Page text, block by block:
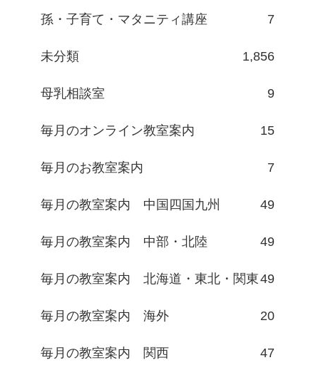
孫・子育て・マタニティ講座 7
未分類 1,856
母乳相談室 9
毎月のオンライン教室案内 15
毎月のお教室案内 7
毎月の教室案内 中国四国九州 49
毎月の教室案内 中部・北陸 49
毎月の教室案内 北海道・東北・関東49
毎月の教室案内 海外 20
毎月の教室案内 関西 47